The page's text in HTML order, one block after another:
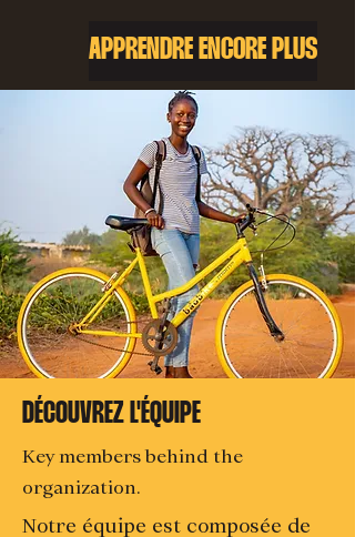
APPRENDRE ENCORE PLUS
DÉCOUVREZ L'ÉQUIPE
Key members behind the
organization.
Notre équipe est composée de